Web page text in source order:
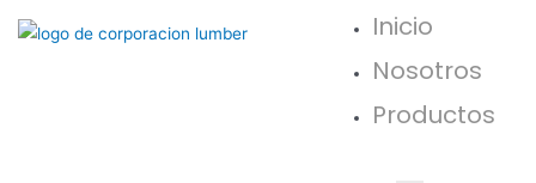
Inicio
Nosotros
Productos